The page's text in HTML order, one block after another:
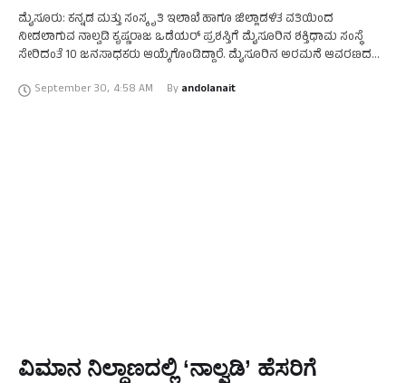
ಮೈಸೂರು: ಕನ್ನಡ ಮತ್ತು ಸಂಸ್ಕೃತಿ ಇಲಾಖೆ ಹಾಗೂ ಜಿಲ್ಲಾಡಳಿತ ವತಿಯಿಂದ
ನೀಡಲಾಗುವ ನಾಲ್ವಡಿ ಕೃಷ್ಣರಾಜ ಒಡೆಯರ್ ಪ್ರಶಸ್ತಿಗೆ ಮೈಸೂರಿನ ಶಕ್ತಿಧಾಮ ಸಂಸ್ಥೆ
ಸೇರಿದಂತೆ 10 ಜನಸಾಧಕರು ಆಯ್ಕೆಗೊಂಡಿದ್ದಾರೆ. ಮೈಸೂರಿನ ಅರಮನೆ ಆವರಣದಲ್ಲಿ
September 30, 4:58 AM By andolanait
ವಿಮಾನ ನಿಲ್ದಾಣದಲ್ಲಿ ‘ನಾಲ್ವಡಿ’ ಹೆಸರಿಗೆ